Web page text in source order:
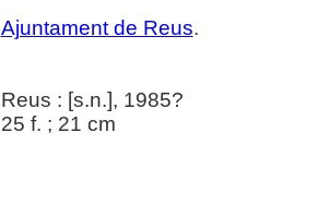
Ajuntament de Reus.
Reus : [s.n.], 1985?
25 f. ; 21 cm